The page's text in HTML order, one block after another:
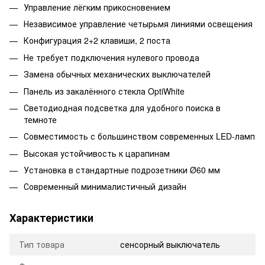
Управление лёгким прикосновением
Независимое управление четырьмя линиями освещения
Конфигурация 2+2 клавиши, 2 поста
Не требует подключения нулевого провода
Замена обычных механических выключателей
Панель из закалённого стекла OptiWhite
Светодиодная подсветка для удобного поиска в
темноте
Совместимость с большинством современных LED-ламп
Высокая устойчивость к царапинам
Установка в стандартные подрозетники Ø60 мм
Современный минималистичный дизайн
Характеристики
Тип товара
сенсорный выключатель